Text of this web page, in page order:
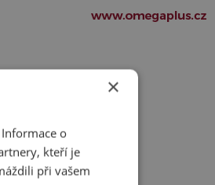
×
o
kteří je
při vašem